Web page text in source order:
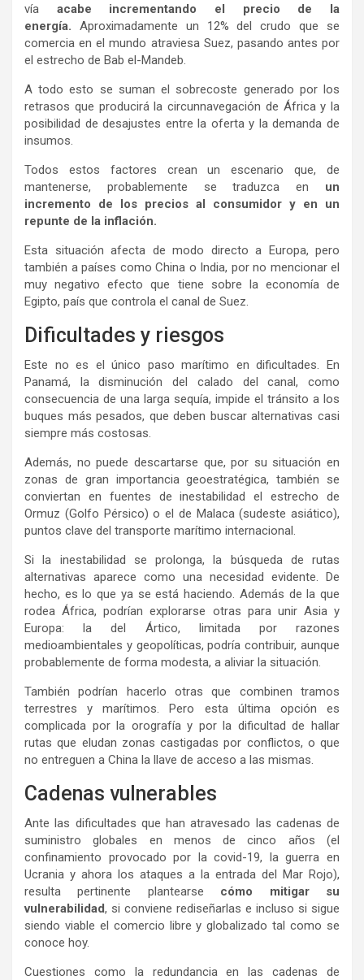
vía acabe incrementando el precio de la
energía. Aproximadamente un 12% del crudo que se
comercia en el mundo atraviesa Suez, pasando antes por
el estrecho de Bab el-Mandeb.
A todo esto se suman el sobrecoste generado por los
retrasos que producirá la circunnavegación de África y la
posibilidad de desajustes entre la oferta y la demanda de
insumos.
Todos estos factores crean un escenario que, de
mantenerse, probablemente se traduzca en un
incremento de los precios al consumidor y en un
repunte de la inflación.
Esta situación afecta de modo directo a Europa, pero
también a países como China o India, por no mencionar el
muy negativo efecto que tiene sobre la economía de
Egipto, país que controla el canal de Suez.
Dificultades y riesgos
Este no es el único paso marítimo en dificultades. En
Panamá, la disminución del calado del canal, como
consecuencia de una larga sequía, impide el tránsito a los
buques más pesados, que deben buscar alternativas casi
siempre más costosas.
Además, no puede descartarse que, por su situación en
zonas de gran importancia geoestratégica, también se
conviertan en fuentes de inestabilidad el estrecho de
Ormuz (Golfo Pérsico) o el de Malaca (sudeste asiático),
puntos clave del transporte marítimo internacional.
Si la inestabilidad se prolonga, la búsqueda de rutas
alternativas aparece como una necesidad evidente. De
hecho, es lo que ya se está haciendo. Además de la que
rodea África, podrían explorarse otras para unir Asia y
Europa: la del Ártico, limitada por razones
medioambientales y geopolíticas, podría contribuir, aunque
probablemente de forma modesta, a aliviar la situación.
También podrían hacerlo otras que combinen tramos
terrestres y marítimos. Pero esta última opción es
complicada por la orografía y por la dificultad de hallar
rutas que eludan zonas castigadas por conflictos, o que
no entreguen a China la llave de acceso a las mismas.
Cadenas vulnerables
Ante las dificultades que han atravesado las cadenas de
suministro globales en menos de cinco años (el
confinamiento provocado por la covid-19, la guerra en
Ucrania y ahora los ataques a la entrada del Mar Rojo),
resulta pertinente plantearse cómo mitigar su
vulnerabilidad, si conviene rediseñarlas e incluso si sigue
siendo viable el comercio libre y globalizado tal como se
conoce hoy.
Cuestiones como la redundancia en las cadenas de